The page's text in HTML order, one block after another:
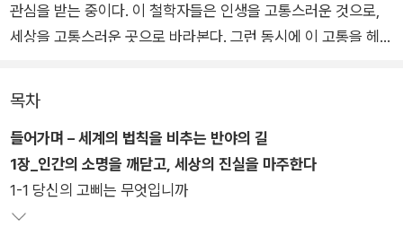
관심을 받는 중이다. 이 철학자들은 인생을 고통스러운 것으로,
세상을 고통스러운 곳으로 바라본다. 그런 동시에 이 고통을 헤쳐
줄기 희망을 찾는 철학이 관심받는 현상은 조금 안타깝다. 지금이
여느 때보다 약간은 더 고통스러운 시대라는 방증일 것이므로.
이처럼 고통이 만연한 시대일 때면, 동양 철학은 어떤 지혜를 건
네왔을까. 이 대답을 위해 《건너가는 자》가 나왔다. 철학자 최진
석은 말한다. 인생이라는 고통을 건너는 법, 아주 오랜 시간에도
목차
들어가며 – 세계의 법칙을 비추는 반야의 길
1장_인간의 소명을 깨닫고, 세상의 진실을 마주한다
1-1 당신의 고삐는 무엇입니까